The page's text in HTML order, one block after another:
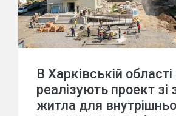
В Харківській
реалізують проект зі
житла для внутрішньо